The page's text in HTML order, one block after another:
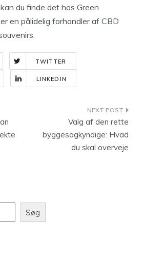
du finde det hos Green
en pålidelig forhandler af CBD
TWITTER
LINKEDIN
Valg af den rette
byggesagkyndige: Hvad
du skal overveje
Søg